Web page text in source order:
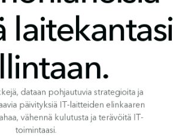
laitekantasi
dataan pohjautuvia strategioita ja
päivityksiä IT-laitteiden elinkaaren
vähennä kulutusta ja terävöitä IT-
toimintaasi.